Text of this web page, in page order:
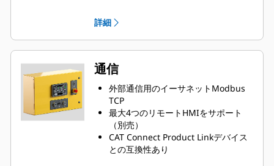
するための直感的なナビゲーション
3つのプログラム可能なセキュリティ
レベルによりプラットフォームの整
合性を保証するロックアウトセキュ
リティ機能
10言語に対応
詳細
通信
外部通信用のイーサネットModbus
TCP
最大4つのリモートHMIをサポート
（別売）
CAT Connect Product Linkデバイス
との互換性あり